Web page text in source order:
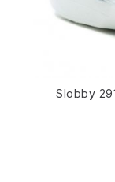
Slobby